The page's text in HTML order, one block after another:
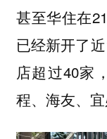
甚至华住在
已经新开了
店超过40家
程、海友、宜